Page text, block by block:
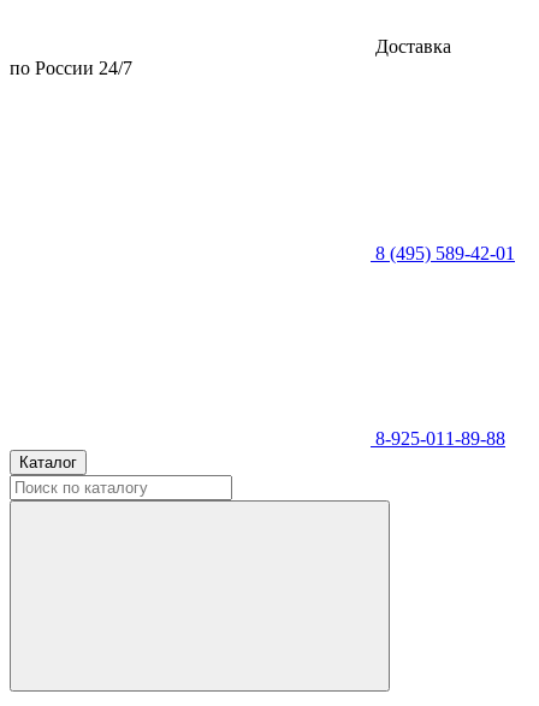
Доставка
по России 24/7
8 (495) 589-42-01
8-925-011-89-88
Каталог